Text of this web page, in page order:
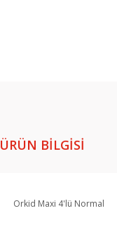
ÜRÜN BILGISI
Orkid Maxi 4'lü Normal